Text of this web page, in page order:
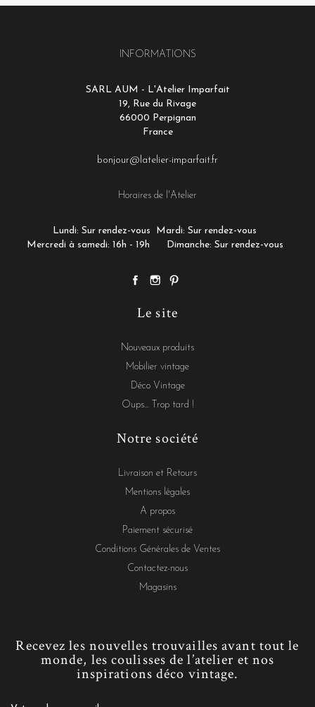
INFORMATIONS
SARL AUM - L'Atelier Imparfait
19, Rue du Rivage
66000 Perpignan
France
bonjour@latelier-imparfait.fr
Horaires de l'Atelier
Lundi: Sur rendez-vous
Mardi: Sur rendez-vous
Mercredi à samedi: 16h - 19h
Dimanche: Sur rendez-vous
Le site
Nouveaux produits
Mobilier vintage
Déco Vintage
Oups... Trop tard !
Notre société
Livraison et Retours
Mentions légales
A propos
Paiement sécurisé
Conditions Générales de Ventes
Contactez-nous
Magasins
Recevez les nouvelles trouvailles avant tout le
monde, les coulisses de l’atelier et nos
inspirations déco vintage.